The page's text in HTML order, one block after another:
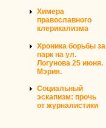
Химера
православного
клерикализма
Хроника борьбы за
парк на ул.
Логунова 25 июня.
Мэрия.
Социальный
эскапизм: прочь
от журналистики